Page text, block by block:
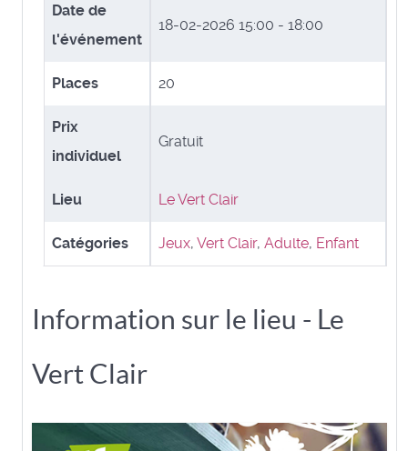
Date de
l'événement
18-02-2026 15:00 - 18:00
Places 20
Prix
individuel
Gratuit
Lieu Le Vert Clair
Catégories Jeux, Vert Clair, Adulte, Enfant
Information sur le lieu - Le
Vert Clair